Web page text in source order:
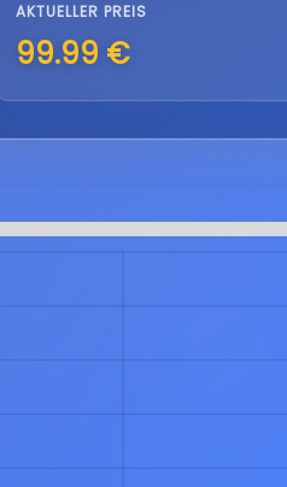
AKTUELLER PREIS
99.99 €